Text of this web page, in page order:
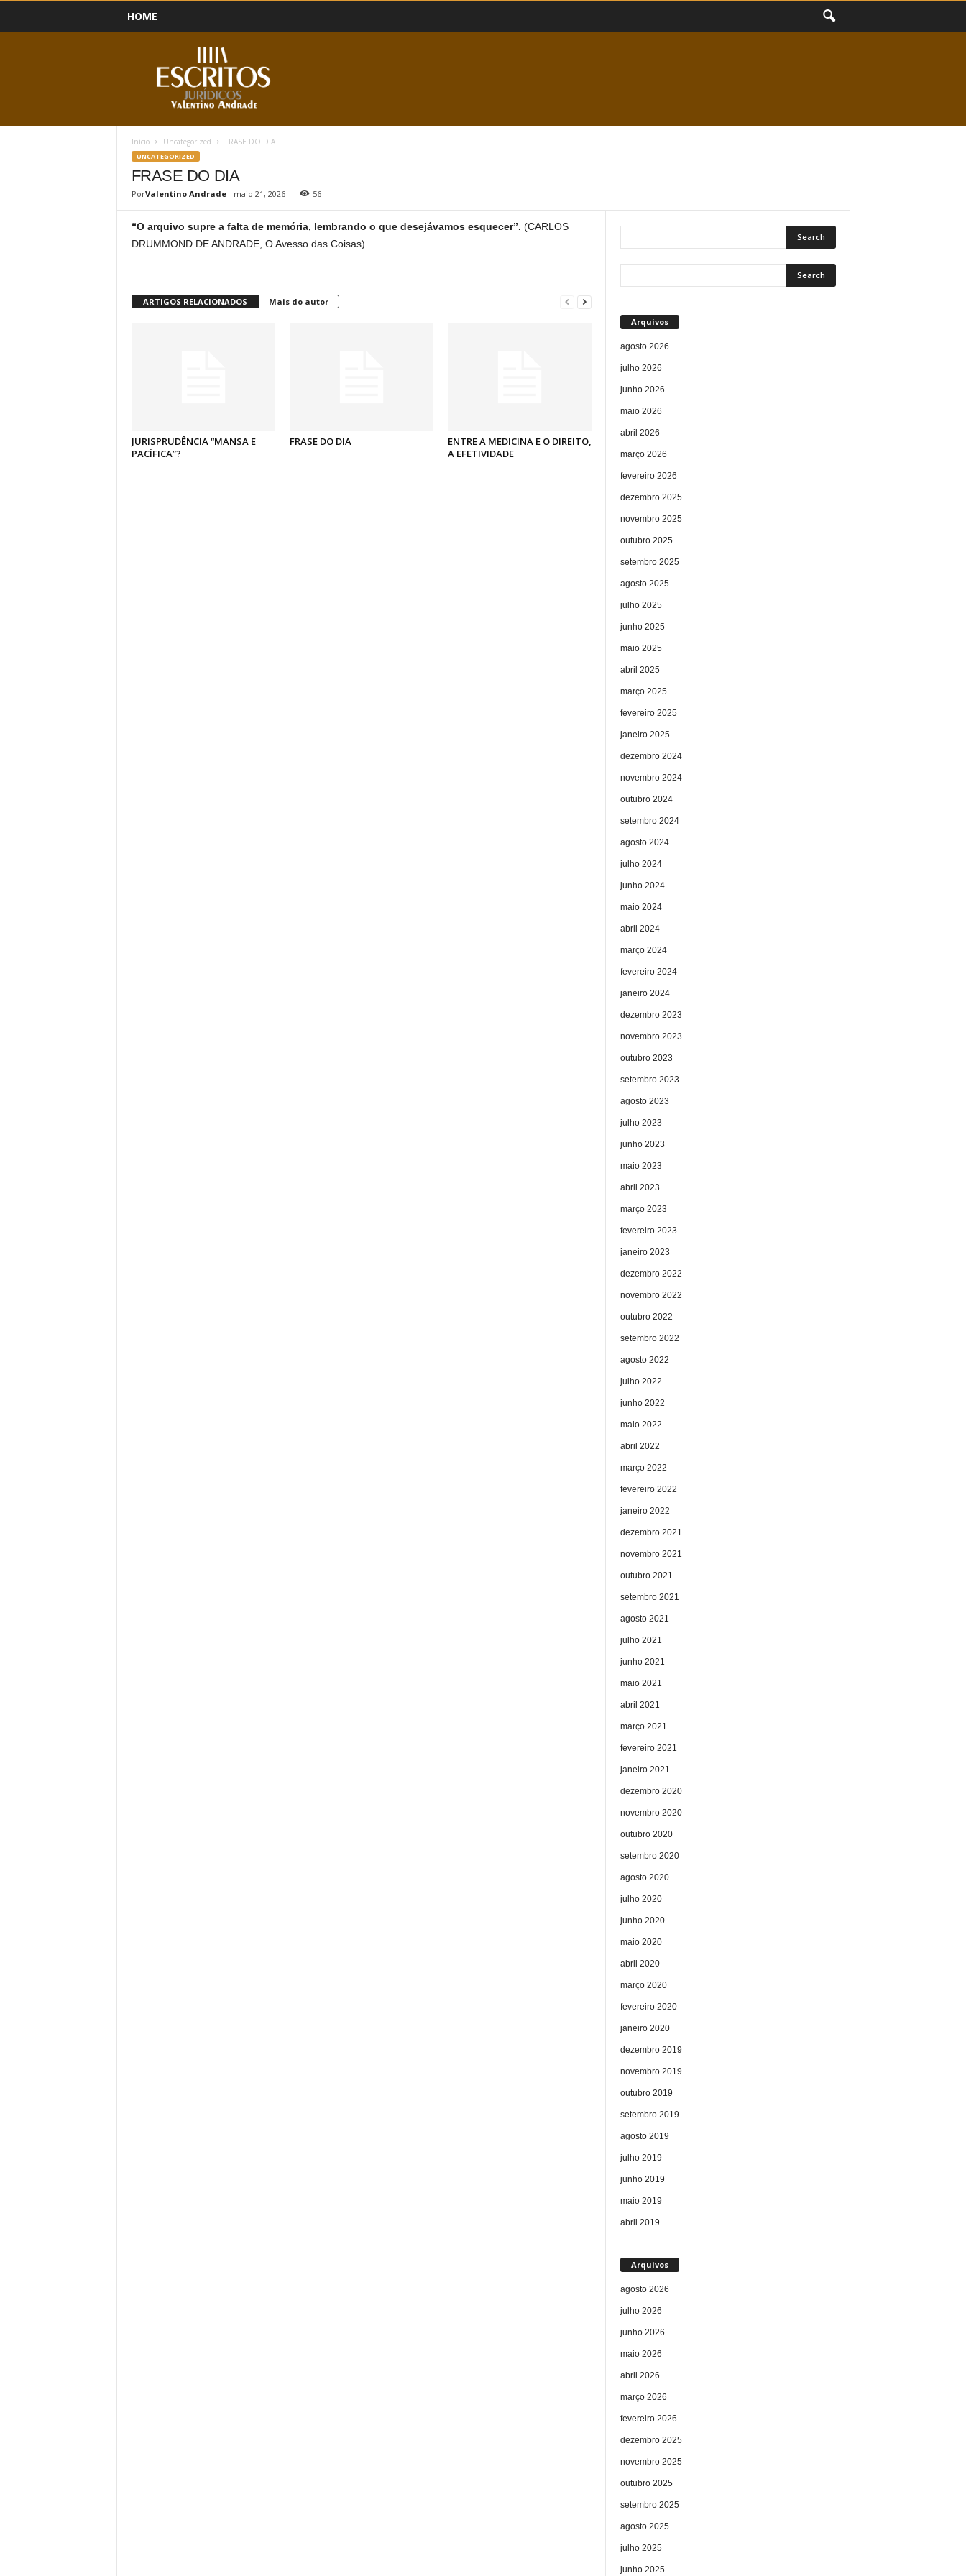
HOME
Início Uncategorized FRASE DO DIA
UNCATEGORIZED
FRASE DO DIA
PorValentino Andrade- maio 21, 2026 56
“O arquivo supre a falta de memória, lembrando o que desejávamos esquecer”. (CARLOS
DRUMMOND DE ANDRADE, O Avesso das Coisas).
ARTIGOS RELACIONADOS Mais do autor
JURISPRUDÊNCIA “MANSA E
PACÍFICA”?
FRASE DO DIA
ENTRE A MEDICINA E O DIREITO,
A EFETIVIDADE
Arquivos
agosto 2026
julho 2026
junho 2026
maio 2026
abril 2026
março 2026
fevereiro 2026
dezembro 2025
novembro 2025
outubro 2025
setembro 2025
agosto 2025
julho 2025
junho 2025
maio 2025
abril 2025
março 2025
fevereiro 2025
janeiro 2025
dezembro 2024
novembro 2024
outubro 2024
setembro 2024
agosto 2024
julho 2024
junho 2024
maio 2024
abril 2024
março 2024
fevereiro 2024
janeiro 2024
dezembro 2023
novembro 2023
outubro 2023
setembro 2023
agosto 2023
julho 2023
junho 2023
maio 2023
abril 2023
março 2023
fevereiro 2023
janeiro 2023
dezembro 2022
novembro 2022
outubro 2022
setembro 2022
agosto 2022
julho 2022
junho 2022
maio 2022
abril 2022
março 2022
fevereiro 2022
janeiro 2022
dezembro 2021
novembro 2021
outubro 2021
setembro 2021
agosto 2021
julho 2021
junho 2021
maio 2021
abril 2021
março 2021
fevereiro 2021
janeiro 2021
dezembro 2020
novembro 2020
outubro 2020
setembro 2020
agosto 2020
julho 2020
junho 2020
maio 2020
abril 2020
março 2020
fevereiro 2020
janeiro 2020
dezembro 2019
novembro 2019
outubro 2019
setembro 2019
agosto 2019
julho 2019
junho 2019
maio 2019
abril 2019
Arquivos
agosto 2026
julho 2026
junho 2026
maio 2026
abril 2026
março 2026
fevereiro 2026
dezembro 2025
novembro 2025
outubro 2025
setembro 2025
agosto 2025
julho 2025
junho 2025